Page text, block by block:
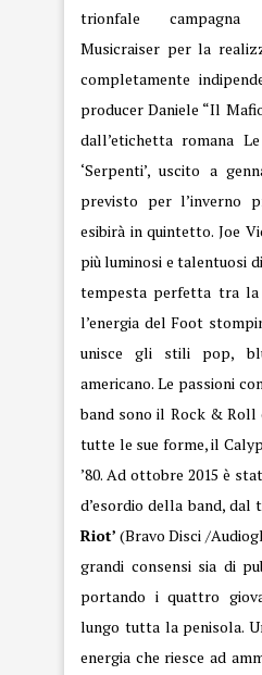
trionfale campagna
Musicraiser per la
completamente
producer Daniele “Il
dall’etichetta romana
‘Serpenti’, uscito a
previsto per l’inverno
esibirà in quintetto. Joe
più luminosi e talentuosi
tempesta perfetta tra
l’energia del Foot
unisce gli stili pop,
americano. Le passioni
band sono il Rock & Roll
tutte le sue forme, il
’80. Ad ottobre 2015 è
d’esordio della band, dal
Riot’(Bravo Disci /
grandi consensi sia di
portando i quattro
lungo tutta la penisola.
energia che riesce ad